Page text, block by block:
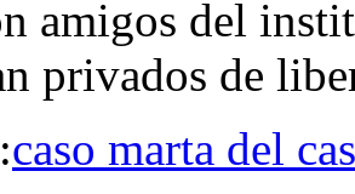
amigos del
privados de
caso marta del